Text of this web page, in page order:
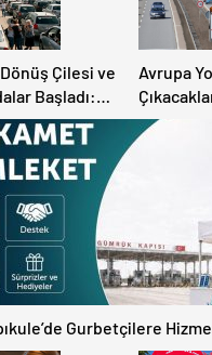
Çilesi ve
Başladı:
Yoğunluk
Avrupa
Ülke
Avrupa
Gurbetçilere